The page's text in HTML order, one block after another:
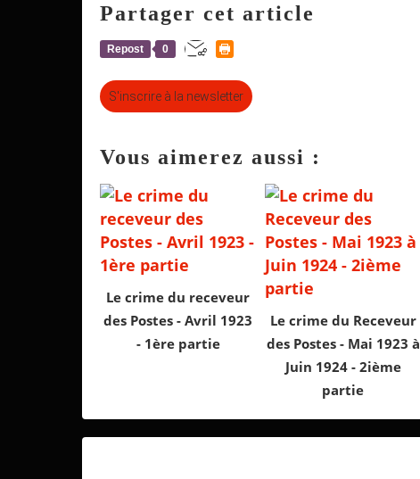
Partager cet article
Repost 0
S'inscrire à la newsletter
Vous aimerez aussi :
Le crime du receveur
des Postes - Avril 1923
- 1ère partie
Le crime du Receveur
des Postes - Mai 1923 à
Juin 1924 - 2ième
partie